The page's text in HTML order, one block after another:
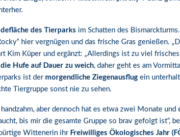
des Tierparks im Schatten des
hier vergnügen und das frische Gras genießen.
Kim Küper und ergänzt: „Allerdings ist zu viel
Hufe auf Dauer zu weich, daher geht es am
ist der morgendliche Ziegenausflug ein
Tiergruppe sonst nie zu sehen.
aber dennoch hat es etwa zwei Monate und
bis mir die gesamte Gruppe so brav gefolgt ist“,
Wittenerin ihr Freiwilliges Ökologisches Jahr